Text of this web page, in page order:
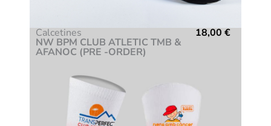
Calcetines
NW BPM CLUB ATLETIC TMB &
AFANOC (PRE -ORDER)
18,00 €